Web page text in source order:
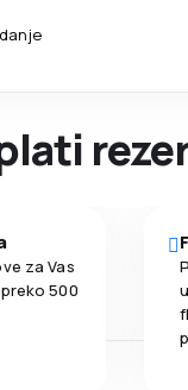
za Vas
500